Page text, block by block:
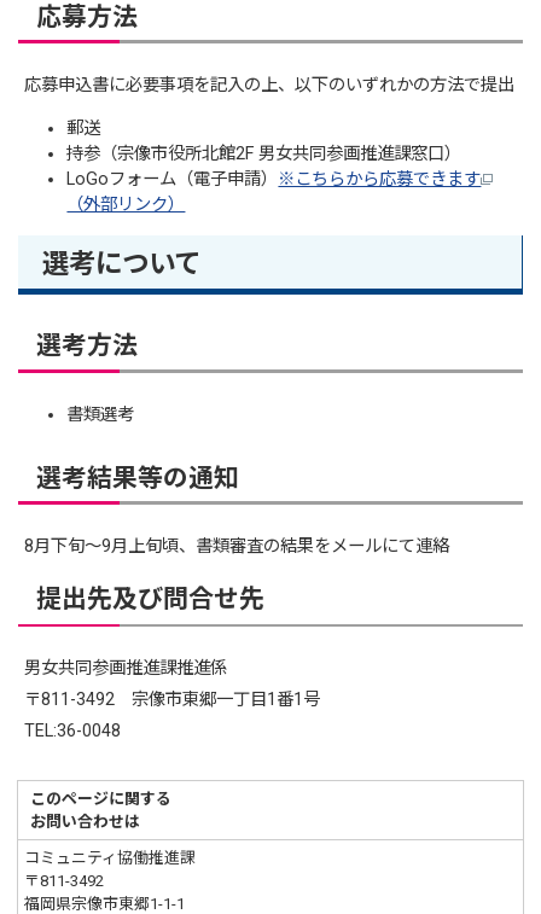
応募方法
応募申込書に必要事項を記入の上、以下のいずれかの方法で提出
郵送
持参（宗像市役所北館2F 男女共同参画推進課窓口）
LoGoフォーム（電子申請） ※こちらから応募できます
（外部リンク）
選考について
選考方法
書類選考
選考結果等の通知
8月下旬～9月上旬頃、書類審査の結果をメールにて連絡
提出先及び問合せ先
男女共同参画推進課推進係
〒811-3492 宗像市東郷一丁目1番1号
TEL:36-0048
このページに関する
お問い合わせは
コミュニティ協働推進課
〒811-3492
福岡県宗像市東郷1-1-1